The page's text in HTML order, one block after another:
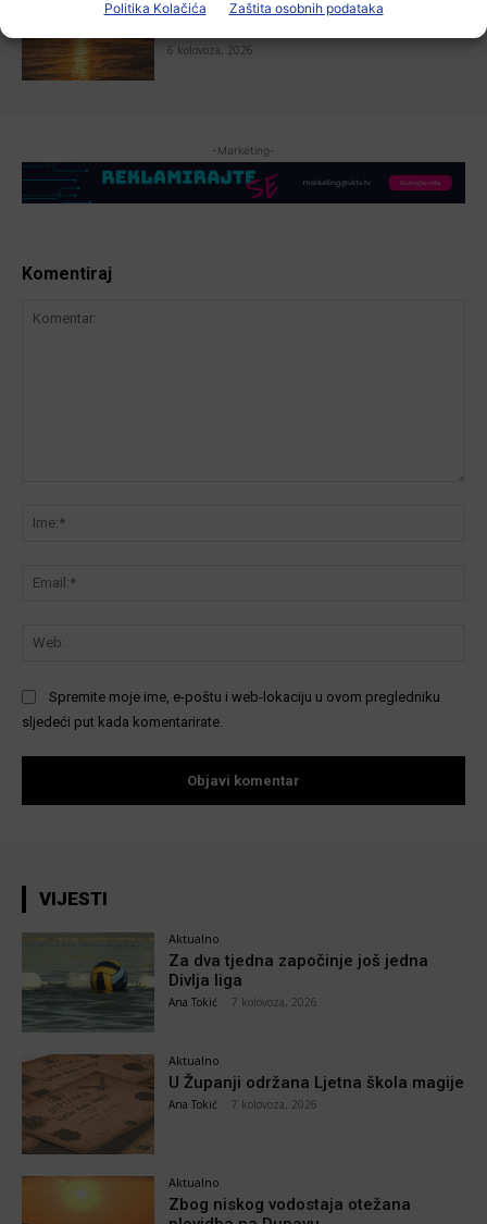
Politika Kolačića Zaštita osobnih podataka
Zbog niskog vodostaja otežana
6 kolovoza, 2026
-Marketing-
Komentiraj
Spremite moje ime, e-poštu i web-lokaciju u ovom pregledniku
sljedeći put kada komentarirate.
VIJESTI
Aktualno
Za dva tjedna započinje još jedna
Divlja liga
Ana Tokić 7 kolovoza, 2026
Aktualno
U Županji održana Ljetna škola magije
Ana Tokić 7 kolovoza, 2026
Aktualno
Zbog niskog vodostaja otežana